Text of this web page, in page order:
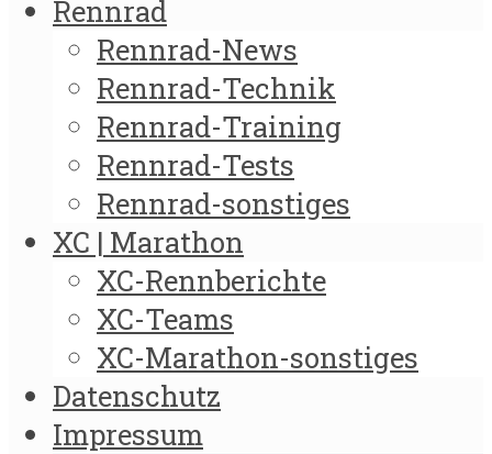
Rennrad
Rennrad-News
Rennrad-Technik
Rennrad-Training
Rennrad-Tests
Rennrad-sonstiges
XC | Marathon
XC-Rennberichte
XC-Teams
XC-Marathon-sonstiges
Datenschutz
Impressum